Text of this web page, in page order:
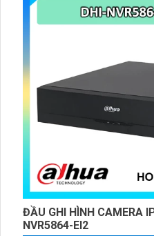
ĐẦU GHI HÌNH CAMERA
NVR5864-EI2